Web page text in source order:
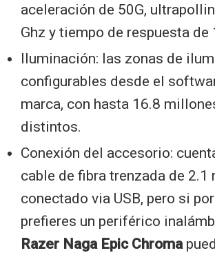
aceleración de 50G,
Ghz y tiempo de respuesta de
Iluminación: las zonas de
configurables desde el
marca, con hasta 16.8
distintos.
Conexión del accesorio:
cable de fibra trenzada de 2.1
conectado via USB, pero si
prefieres un periférico
Razer Naga Epic Chroma